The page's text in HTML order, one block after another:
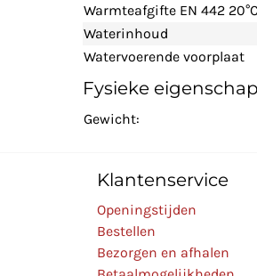
Warmteafgifte EN 442
Waterinhoud
Watervoerende voorplaat
Fysieke
Gewicht:
Klantenservice
Openingstijden
Bestellen
Bezorgen en afhalen